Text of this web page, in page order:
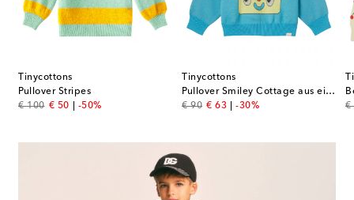
Tinycottons
Pullover Stripes
€ 100
original price
€ 50
discount price
-50%
Tinycottons
Pullover Smiley Cottage aus einem Wollgemisch
€ 90
original price
€ 63
discount price
-30% €